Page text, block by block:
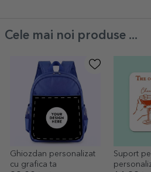
Cele mai noi produse ...
Ghiozdan personalizat
cu grafica ta
Suport